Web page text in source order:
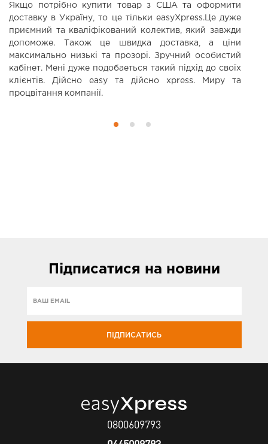
Якщо потрібно купити товар з США та оформити
доставку в Україну, то це тільки easyXpress.Це дуже
приємний та кваліфікований колектив, який завжди
допоможе. Також це швидка доставка, а ціни
максимально низькі та прозорі. Зручний особистий
кабінет. Мені дуже подобаеться такий підхід до своїх
клієнтів. Дійсно еаsy та дійсно xpress. Миру та
процвітання компанії.
Підписатися на новини
ПІДПИСАТИСЬ
0800609793